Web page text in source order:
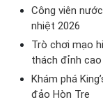
Công viên
nhiệt 2026
Trò chơi mạo
thách đỉnh cao
Khám phá
đảo Hòn Tre